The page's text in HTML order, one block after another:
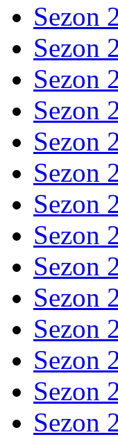
Sezon
Sezon
Sezon
Sezon
Sezon
Sezon
Sezon
Sezon
Sezon
Sezon
Sezon
Sezon
Sezon
Sezon